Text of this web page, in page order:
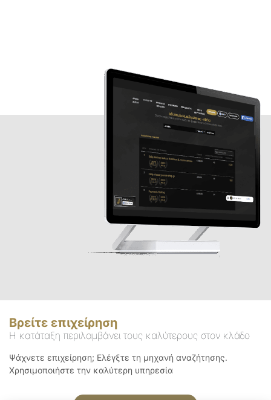
Βρείτε επιχείρηση
Η κατάταξη περιλαμβάνει τους καλύτερους στον κλάδο
Ψάχνετε επιχείρηση; Ελέγξτε τη μηχανή αναζήτησης.
Χρησιμοποιήστε την καλύτερη υπηρεσία